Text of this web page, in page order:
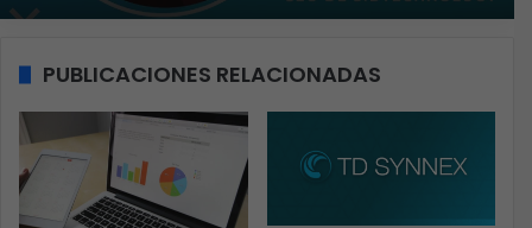
PUBLICACIONES RELACIONADAS